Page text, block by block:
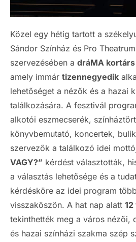
Közel egy hétig tartott a
Sándor Színház és Pro
szervezésében a dráMA
amely immár tizennegyedik
lehetőséget a nézők és a hazai
találkozására. A fesztivál
alkotói eszmecserék,
könyvbemutató, koncertek,
szervezők a találkozó idei
VAGY?” kérdést választották,
a választás lehetősége és a
kérdésköre az idei program
visszaköszön. A hat nap alatt 12
tekinthették meg a város nézői,
és hazai színházi szakma szép